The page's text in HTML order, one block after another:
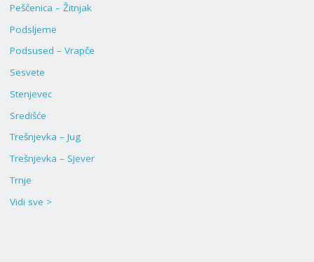
Peščenica – Žitnjak
Podsljeme
Podsused – Vrapče
Sesvete
Stenjevec
Središće
Trešnjevka – Jug
Trešnjevka – Sjever
Trnje
Vidi sve >